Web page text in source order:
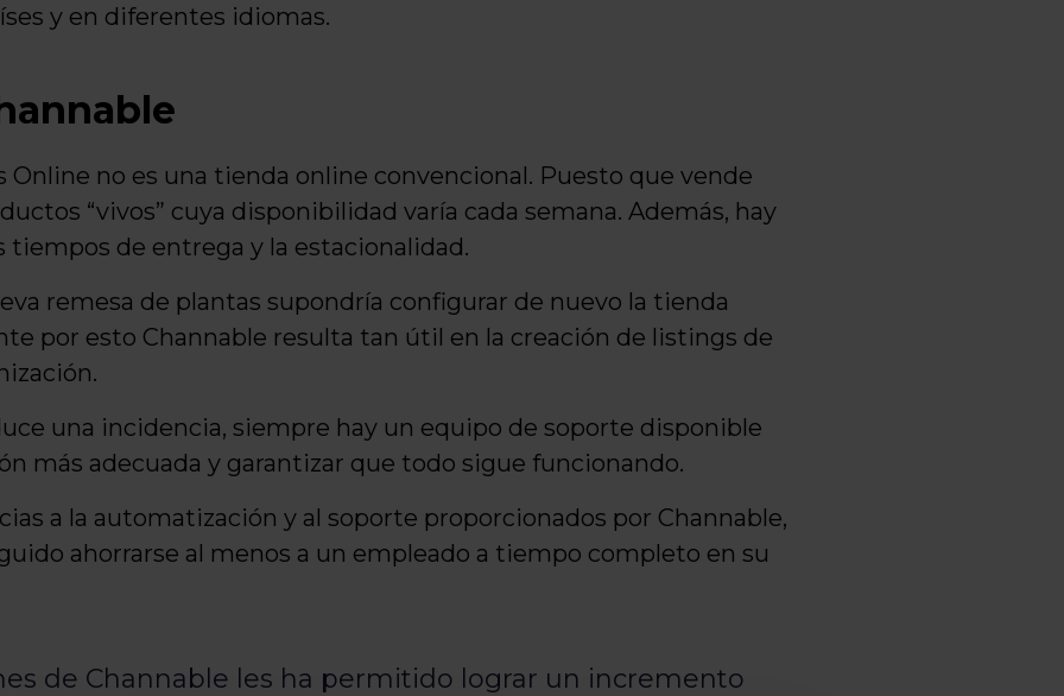
y en diferentes idiomas.
Online no es una tienda online convencional. Puesto que vende
“vivos” cuya disponibilidad varía cada semana. Además, hay
tiempos de entrega y la estacionalidad.
remesa de plantas supondría configurar de nuevo la tienda
por esto Channable resulta tan útil en la creación de listings de
una incidencia, siempre hay un equipo de soporte disponible
más adecuada y garantizar que todo sigue funcionando.
a la automatización y al soporte proporcionados por Channable,
ahorrarse al menos a un empleado a tiempo completo en su
de Channable les ha permitido lograr un incremento